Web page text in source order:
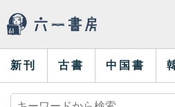
新刊 古書 中国書